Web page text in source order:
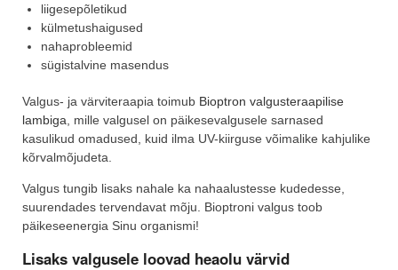
liigesepõletikud
külmetushaigused
nahaprobleemid
sügistalvine masendus
Valgus- ja värviteraapia toimub Bioptron valgusteraapilise
lambiga , mille valgusel on päikesevalgusele sarnased
kasulikud omadused, kuid ilma UV-kiirguse võimalike kahjulike
kõrvalmõjudeta.
Valgus tungib lisaks nahale ka nahaalustesse kudedesse,
suurendades tervendavat mõju. Bioptroni valgus toob
päikeseenergia Sinu organismi!
Lisaks valgusele loovad heaolu värvid